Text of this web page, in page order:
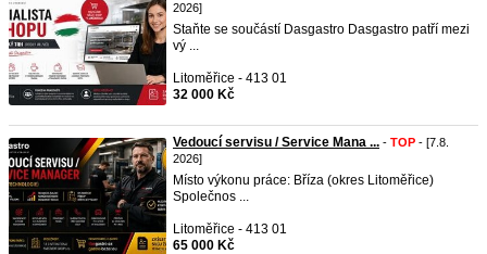
2026]
Staňte se součástí Dasgastro Dasgastro patří mezi
vý ...
Litoměřice - 413 01
32 000 Kč
Vedoucí servisu / Service Mana ... - TOP - [7.8.
2026]
Místo výkonu práce: Bříza (okres Litoměřice)
Společnos ...
Litoměřice - 413 01
65 000 Kč